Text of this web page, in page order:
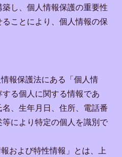
し、個人情報保護の重要性
ことにより、個人情報の保
報保護法にある「個人情
る個人に関する情報であ
、生年月日、住所、電話番
により特定の個人を識別で
および特性情報」とは、上